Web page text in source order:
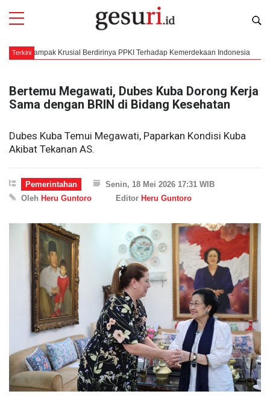
Terkini
Krusial Berdirinya PPKI Terhadap Kemerdekaan Indonesia
Bertemu Megawati, Dubes Kuba Dorong Kerja
Sama dengan BRIN di Bidang Kesehatan
Dubes Kuba Temui Megawati, Paparkan Kondisi Kuba
Akibat Tekanan AS.
Pemerintahan
Senin, 18 Mei 2026 17:31 WIB
Oleh Heru Guntoro Editor Heru Guntoro